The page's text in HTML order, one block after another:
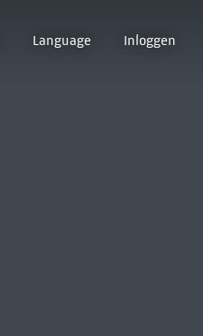
Language Inloggen